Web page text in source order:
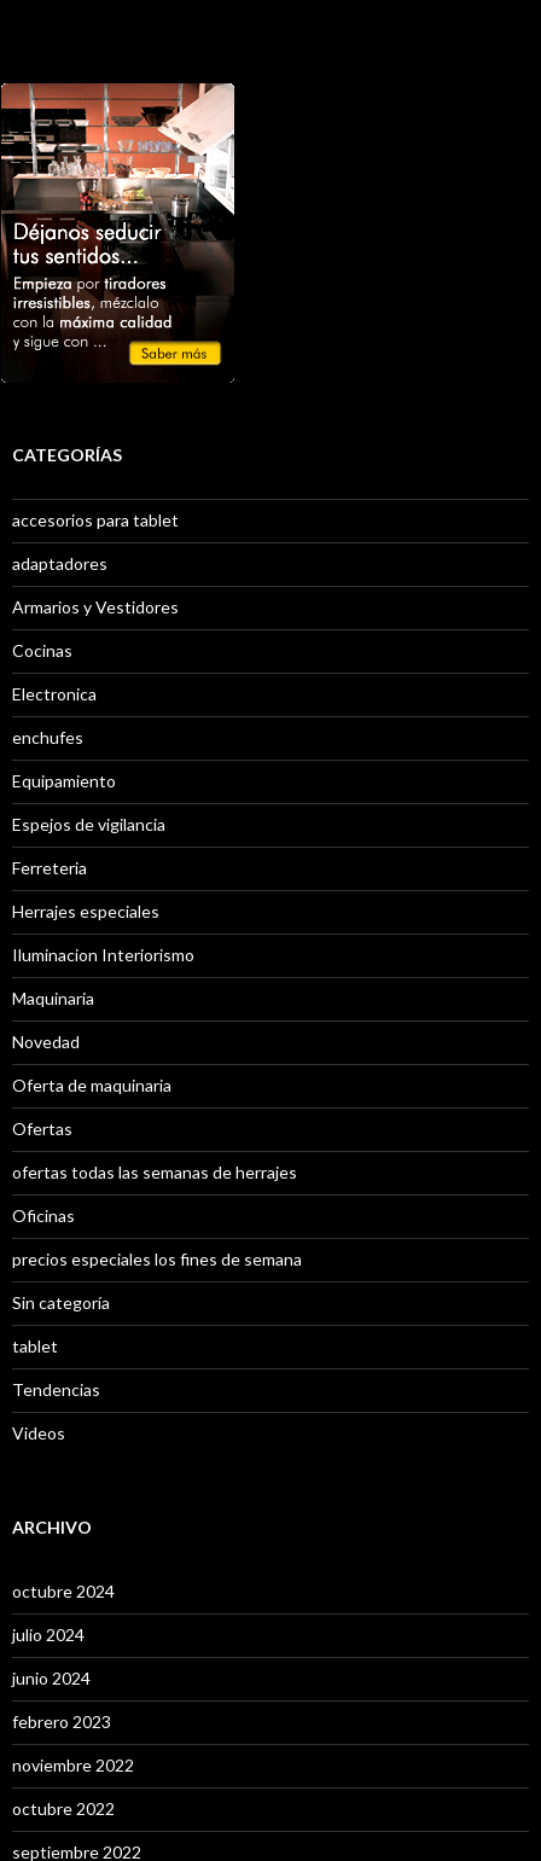
CATEGORÍAS
accesorios para tablet
adaptadores
Armarios y Vestidores
Cocinas
Electronica
enchufes
Equipamiento
Espejos de vigilancia
Ferreteria
Herrajes especiales
Iluminacion Interiorismo
Maquinaria
Novedad
Oferta de maquinaria
Ofertas
ofertas todas las semanas de herrajes
Oficinas
precios especiales los fines de semana
Sin categoría
tablet
Tendencias
Videos
ARCHIVO
octubre 2024
julio 2024
junio 2024
febrero 2023
noviembre 2022
octubre 2022
septiembre 2022